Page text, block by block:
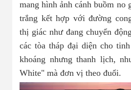
mang hình ảnh cánh buồm
trắng kết hợp với đường
thị giác như đang chuyển
các tòa tháp đại diện cho
khoáng nhưng thanh lịch,
White" mà đơn vị theo đuổi.